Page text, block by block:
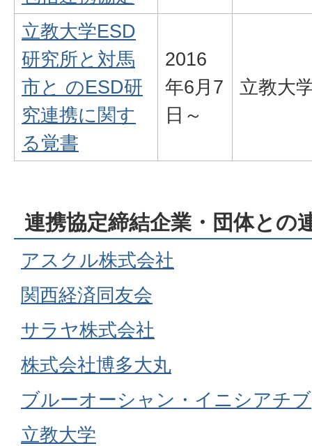
立教大学ESD
研究所と対馬
市と のESD研
究連携に関す
る覚書
2016
年6月7
日～
立教大
連携協定締結企業・団体との
アスクル株式会社
関西経済同友会
サラヤ株式会社
株式会社博多大丸
ブルーオーシャン・イニシアチブ
立教大学